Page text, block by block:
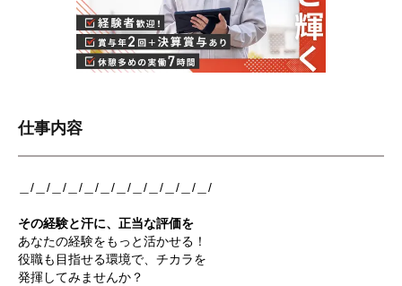
仕事内容
＿/＿/＿/＿/＿/＿/＿/＿/＿/＿/＿/＿/
その経験と汗に、正当な評価を
あなたの経験をもっと活かせる！
役職も目指せる環境で、チカラを
発揮してみませんか？